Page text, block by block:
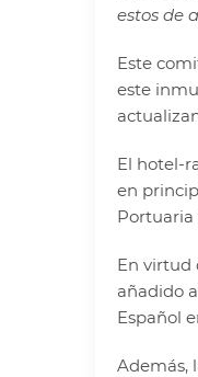
estos de
Este
este
El hotel-
en
Portuaria
En virtud
añadido
Español
Además,